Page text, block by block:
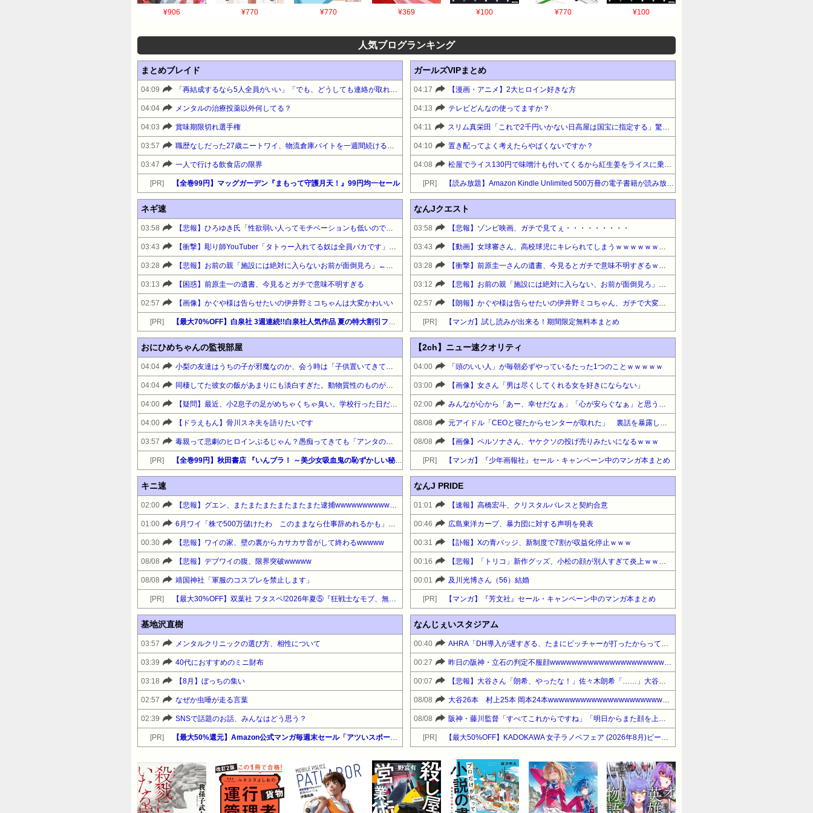
¥906 ¥770 ¥770 ¥369 ¥100 ¥770 ¥100
人気ブログランキング
まとめブレイド
04:09
04:04 メンタルの治療投薬以外何してる？
04:03 賞味期限切れ選手権
03:57
03:47 一人で行ける飲食店の限界
[PR] 【全巻99円】マッグガーデン『まもって守護月天！』99円均一セール
ガールズVIPまとめ
04:17 【漫画・アニメ】2大ヒロイン好きな方
04:13 テレビどんなの使ってますか？
04:11
04:10 置き配ってよく考えたらやばくないですか？
04:08
[PR]
ネギ速
03:58
03:43
03:28
03:13 【困惑】前原圭一の遺書、今見るとガチで意味不明すぎる
02:57 【画像】かぐや様は告らせたいの伊井野ミコちゃんは大変かわいい
[PR]
なんJクエスト
03:58 【悲報】ゾンビ映画、ガチで見てぇ・・・・・・・・・
03:43
03:28
03:12
02:57
[PR] 【マンガ】試し読みが出来る！期間限定無料本まとめ
おにひめちゃんの監視部屋
04:04
04:04
04:00
04:00 【ドラえもん】骨川スネ夫を語りたいです
03:57
[PR] 【全巻99円】秋田書店 『いんブラ！ ～美少女吸血鬼の恥ずかしい秘密～』『Gran Familia』ババンババンバンバンパイア最新巻発売記念吸血鬼セール！
【2ch】ニュー速クオリティ
04:00 「頭のいい人」が毎朝必ずやっているたった1つのことｗｗｗｗｗ
03:00 【画像】女さん「男は尽くしてくれる女を好きにならない」
02:00
08/08
08/08 【画像】ペルソナさん、ヤケクソの投げ売りみたいになるｗｗｗ
[PR] 【マンガ】『少年画報社』セール・キャンペーン中のマンガ本まとめ
キニ速
02:00
01:00
00:30 【悲報】ワイの家、壁の裏からカサカサ音がして終わるwwwww
08/08 【悲報】デブワイの腹、限界突破wwwww
08/08 靖国神社「軍服のコスプレを禁止します」
[PR]
なんJ PRIDE
01:01 【速報】高橋宏斗、クリスタルパレスと契約合意
00:46 広島東洋カープ、暴力団に対する声明を発表
00:31 【訃報】Xの青バッジ、新制度で7割が収益化停止ｗｗｗ
00:16
00:01 及川光博さん（56）結婚
[PR] 【マンガ】『芳文社』セール・キャンペーン中のマンガ本まとめ
基地沢直樹
03:57 メンタルクリニックの選び方、相性について
03:39 40代におすすめのミニ財布
03:18 【8月】ぼっちの集い
02:57 なぜか虫唾が走る言葉
02:39 SNSで話題のお話、みんなはどう思う？
[PR]
なんじぇいスタジアム
00:40
00:27
00:07
08/08
08/08
[PR]